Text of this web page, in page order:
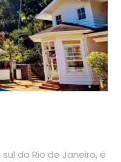
do Rio de Janeiro, é